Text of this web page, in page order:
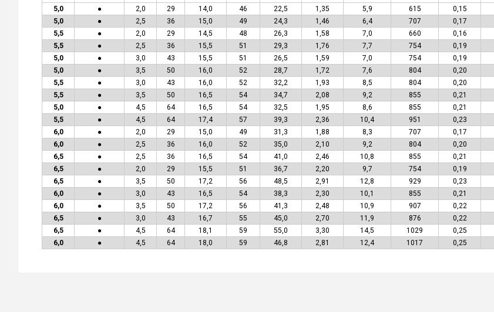
5,0
● 2,0 29 14,0 46 22,5 1,35 5,9 615 0,15
5,0
● 2,5 36 15,0 49 24,3 1,46 6,4 707 0,17
5,5
● 2,0 29 14,5 48 26,3 1,58 7,0 660 0,16
5,5
● 2,5 36 15,5 51 29,3 1,76 7,7 754 0,19
5,0
● 3,0 43 15,5 51 26,5 1,59 7,0 754 0,19
5,0
● 3,5 50 16,0 52 28,7 1,72 7,6 804 0,20
5,5
● 3,0 43 16,0 52 32,2 1,93 8,5 804 0,20
5,5
● 3,5 50 16,5 54 34,7 2,08 9,2 855 0,21
5,0
● 4,5 64 16,5 54 32,5 1,95 8,6 855 0,21
5,5
● 4,5 64 17,4 57 39,3 2,36 10,4 951 0,23
6,0
● 2,0 29 15,0 49 31,3 1,88 8,3 707 0,17
6,0
● 2,5 36 16,0 52 35,0 2,10 9,2 804 0,20
6,5
● 2,5 36 16,5 54 41,0 2,46 10,8 855 0,21
6,5
● 2,0 29 15,5 51 36,7 2,20 9,7 754 0,19
6,5
● 3,5 50 17,2 56 48,5 2,91 12,8 929 0,23
6,0
● 3,0 43 16,5 54 38,3 2,30 10,1 855 0,21
6,0
● 3,5 50 17,2 56 41,3 2,48 10,9 907 0,22
6,5
● 3,0 43 16,7 55 45,0 2,70 11,9 876 0,22
6,5
● 4,5 64 18,1 59 55,0 3,30 14,5 1029 0,25
6,0
● 4,5 64 18,0 59 46,8 2,81 12,4 1017 0,25